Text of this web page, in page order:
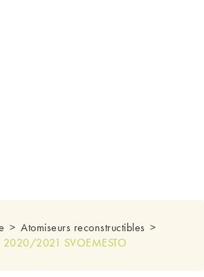
Atomiseurs reconstructibles
2020/2021 SVOEMESTO